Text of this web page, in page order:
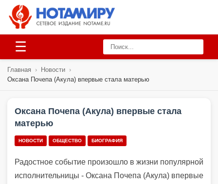
☰
Главная › Новости ›
Оксана Почепа (Акула) впервые стала матерью
Оксана Почепа (Акула) впервые стала
матерью
НОВОСТИ ОБЩЕСТВО БИОГРАФИЯ
Радостное событие произошло в жизни популярной
исполнительницы - Оксана Почепа (Акула) впервые